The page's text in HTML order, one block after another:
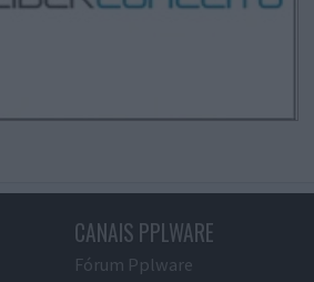
CANAIS PPLWARE
Fórum Pplware